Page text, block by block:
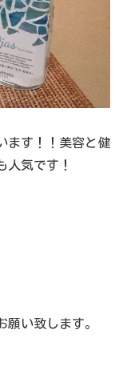
ます！！美容と健
人気です！
い致します。